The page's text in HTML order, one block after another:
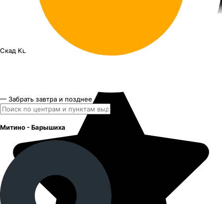
Скад KL-1162 19"x7J PCD 5x114.3 ЕТ 40 ЦО 64.1
— Забрать завтра и позднее
Митино - Барышиха